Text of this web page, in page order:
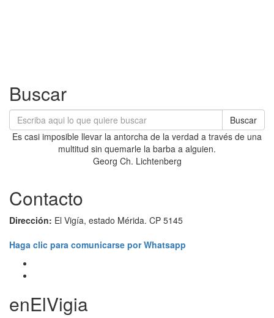
Buscar
Buscar
Es casi imposible llevar la antorcha de la verdad a través de una
multitud sin quemarle la barba a alguien.
Georg Ch. Lichtenberg
Contacto
Dirección: El Vigía, estado Mérida. CP 5145
Haga clic para comunicarse por Whatsapp
enElVigia